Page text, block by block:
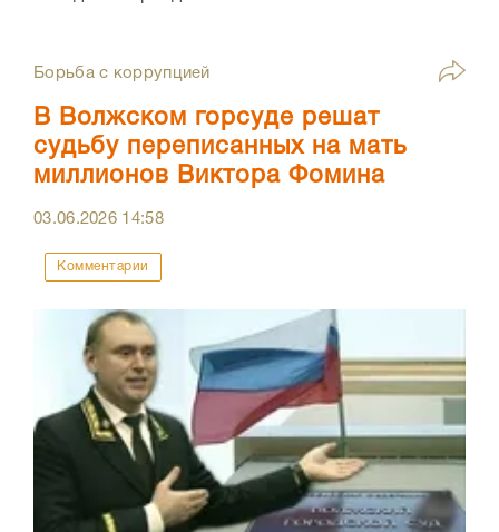
Борьба с коррупцией
В Волжском горсуде решат
судьбу переписанных на мать
миллионов Виктора Фомина
03.06.2026 14:58
Комментарии